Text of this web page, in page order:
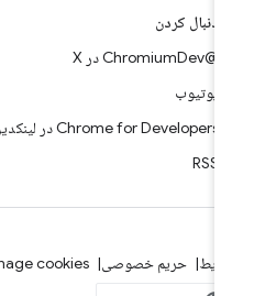
دنبال کردن
یوتیوب
Chrome for Developers در لینکدین
حریم خصوصی Manage cookies